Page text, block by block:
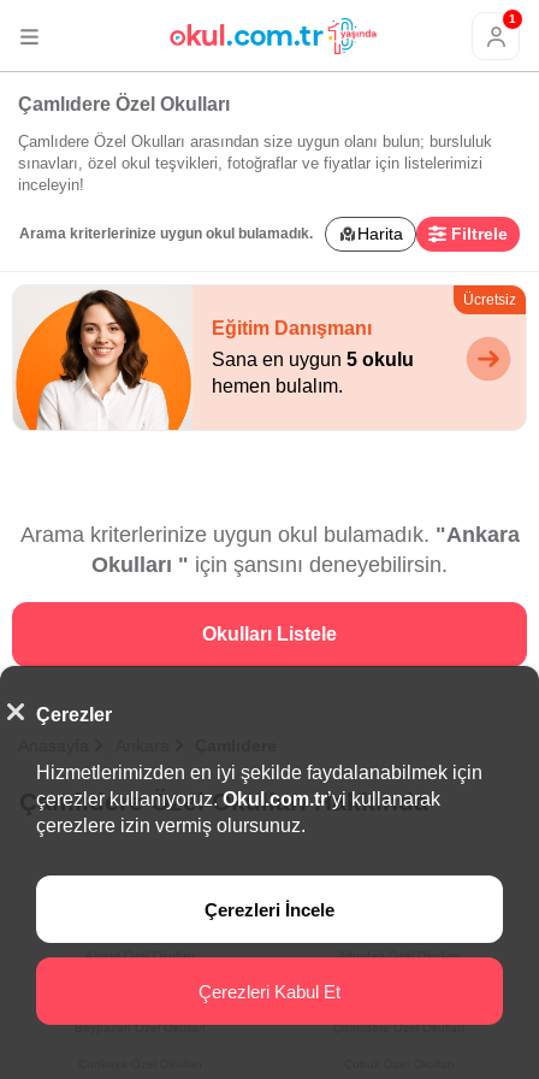
1
Çamlıdere Özel Okulları
Çamlıdere Özel Okulları arasından size uygun olanı bulun; bursluluk
sınavları, özel okul teşvikleri, fotoğraflar ve fiyatlar için listelerimizi
inceleyin!
Arama kriterlerinize uygun okul bulamadık. Harita Filtrele
Ücretsiz
Eğitim Danışmanı
Sana en uygun5 okulu
hemen bulalım.
Arama kriterlerinize uygun okul bulamadık. "Ankara
Okulları " için şansını deneyebilirsin.
Okulları Listele
Çamlıdere Özel Okulları Hakkında
İlçeler
Akyurt Özel Okulları Altındağ Özel Okulları
Beypazarı Özel Okulları Çamlıdere Özel Okulları
Çerezler
Hizmetlerimizden en iyi şekilde faydalanabilmek için
çerezler kullanıyoruz. Okul.com.tr’yi kullanarak
çerezlere izin vermiş olursunuz.
Çerezleri İncele
Çerezleri Kabul Et